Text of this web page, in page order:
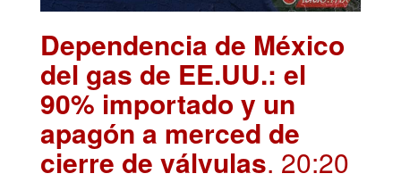
Dependencia de México
del gas de EE.UU.: el
90% importado y un
apagón a merced de
cierre de válvulas. 20:20